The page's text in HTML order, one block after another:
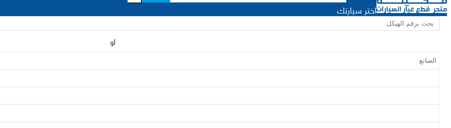
اختر سيارتك
او